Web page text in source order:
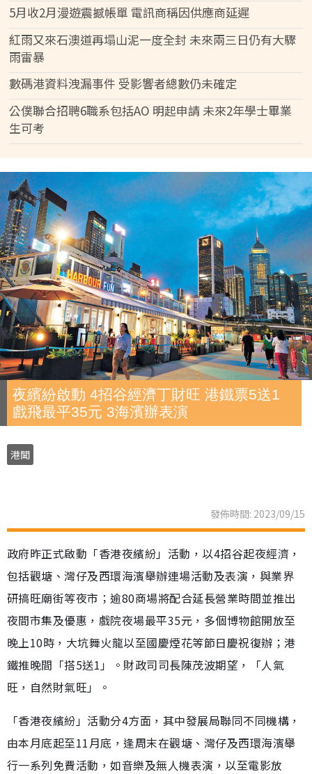
5月收2月漫遊震撼帳單 電訊商稱因供應商延遲
紅雨又來石澳道再塌山泥一度全封 未來兩三日仍有大驟
雨雷暴
數碼港資料洩漏事件 受影響者總數仍未確定
公僕聯合招聘6職系包括AO 明起申請 未來2年學士畢業
生可考
夜繽紛啟動 4招谷經濟丁財旺 港鐵票5送1
戲飛最平35元 3海濱辦表演
港聞
發佈時間: 2023/09/15
政府昨正式啟動「香港夜繽紛」活動，以4招谷起夜經濟，
包括觀塘、灣仔及西環海濱舉辦連場活動及表演，與業界
研搞旺廟街等夜市；逾80商場將配合延長營業時間並推出
夜間市集及優惠，戲院夜場最平35元，多個博物館開放至
晚上10時，大坑舞火龍以至國慶煙花等節日慶祝復辦；港
鐵推晚間「搭5送1」。財政司司長陳茂波期望，「人氣
旺，自然財氣旺」。
「香港夜繽紛」活動分4方面，其中發展局聯同不同機構，
由本月底起至11月底，逢周末在觀塘、灣仔及西環海濱舉
行一系列免費活動，如音樂及無人機表演，以至電影放